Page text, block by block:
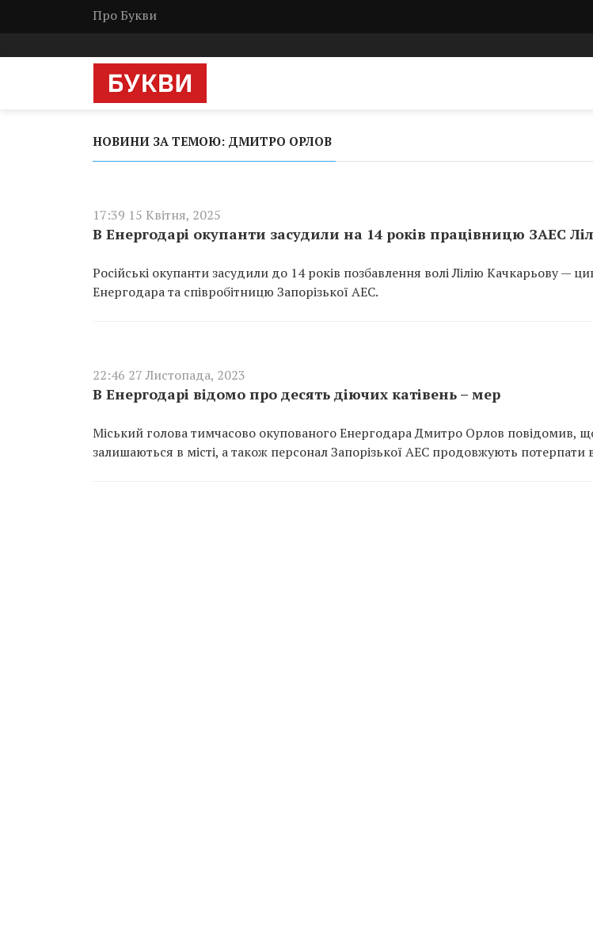
Про Букви
НОВИНИ ЗА ТЕМОЮ: ДМИТРО ОРЛОВ
17:39 15 Квітня, 2025
В Енергодарі окупанти засудили на 14 років працівницю ЗАЕС
Російські окупанти засудили до 14 років позбавлення волі Лілію Качкарьову —
Енергодара та співробітницю Запорізької АЕС.
22:46 27 Листопада, 2023
В Енергодарі відомо про десять діючих катівень – мер
Міський голова тимчасово окупованого Енергодара Дмитро Орлов повідомив,
залишаються в місті, а також персонал Запорізької АЕС продовжують потерпати